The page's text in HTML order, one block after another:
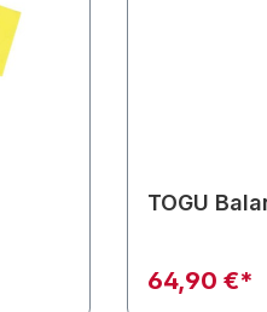
TOGU
64,90 €*